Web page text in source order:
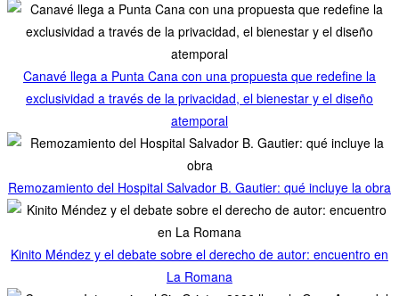
Canavé llega a Punta Cana con una propuesta que redefine la
exclusividad a través de la privacidad, el bienestar y el diseño
atemporal
Remozamiento del Hospital Salvador B. Gautier: qué incluye la obra
Kinito Méndez y el debate sobre el derecho de autor: encuentro en
La Romana